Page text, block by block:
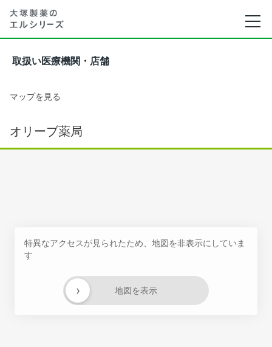
取扱い医療機関・店舗
マップを見る
オリーブ薬局
特異なアクセスが見られたため、地図を非表示にしていま
す
地図を表示
›